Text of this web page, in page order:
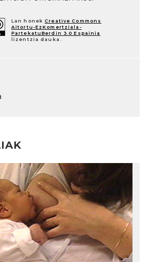
Lan honek Creative Commons
Aitortu-EzKomertziala-
PartekatuBerdin 3.0 Espainia
lizentzia dauka.